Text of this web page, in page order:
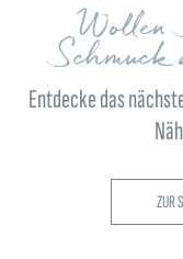
Wollen
Schmuck
Entdecke das
ZUR